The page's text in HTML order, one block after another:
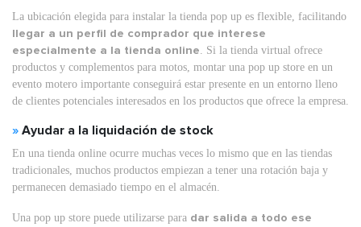
La ubicación elegida para instalar la tienda pop up es flexible, facilitando
llegar a un perfil de comprador que interese
especialmente a la tienda online . Si la tienda virtual ofrece
productos y complementos para motos, montar una pop up store en un
evento motero importante conseguirá estar presente en un entorno lleno
de clientes potenciales interesados en los productos que ofrece la empresa.
» Ayudar a la liquidación de stock
En una tienda online ocurre muchas veces lo mismo que en las tiendas
tradicionales, muchos productos empiezan a tener una rotación baja y
permanecen demasiado tiempo en el almacén.
Una pop up store puede utilizarse para dar salida a todo ese